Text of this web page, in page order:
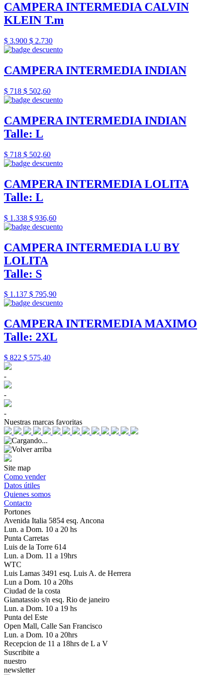
CAMPERA INTERMEDIA CALVIN
KLEIN T.m
$ 3.900 $ 2.730
CAMPERA INTERMEDIA INDIAN
$ 718 $ 502,60
CAMPERA INTERMEDIA INDIAN
Talle: L
$ 718 $ 502,60
CAMPERA INTERMEDIA LOLITA
Talle: L
$ 1.338 $ 936,60
CAMPERA INTERMEDIA LU BY
LOLITA
Talle: S
$ 1.137 $ 795,90
CAMPERA INTERMEDIA MAXIMO
Talle: 2XL
$ 822 $ 575,40
-
-
-
Nuestras marcas favoritas
Site map
Como vender
Datos útiles
Quienes somos
Contacto
Portones
Avenida Italia 5854 esq. Ancona
Lun. a Dom. 10 a 20 hs
Punta Carretas
Luis de la Torre 614
Lun. a Dom. 11 a 19hrs
WTC
Luis Lamas 3491 esq. Luis A. de Herrera
Lun a Dom. 10 a 20hs
Ciudad de la costa
Gianatassio s/n esq. Rio de janeiro
Lun. a Dom. 10 a 19 hs
Punta del Este
Open Mall, Calle San Francisco
Lun. a Dom. 10 a 20hrs
Recepcion de 11 a 18hrs de L a V
Suscribite a
nuestro
newsletter